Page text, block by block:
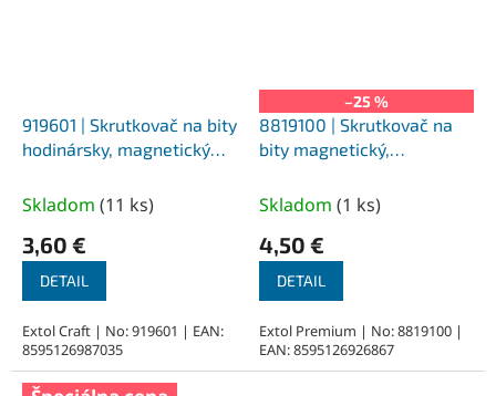
919601 | Skrutkovač na bity
hodinársky, magnetický
Skladom (11 ks)
3,60 €
DETAIL
Extol Craft | No: 919601 | EAN:
8595126987035
–25 %
8819100 | Skrutkovač na
bity magnetický,
sada
Skladom (1 ks)
4,50 €
DETAIL
Extol Premium | No: 8819100 |
EAN: 8595126926867